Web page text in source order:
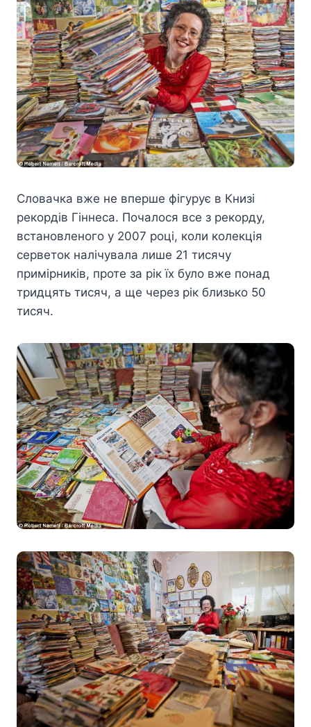
Словачка вже не вперше фігурує в Книзі
рекордів Гіннеса. Почалося все з рекорду,
встановленого у 2007 році, коли колекція
серветок налічувала лише 21 тисячу
примірників, проте за рік їх було вже понад
тридцять тисяч, а ще через рік близько 50
тисяч.